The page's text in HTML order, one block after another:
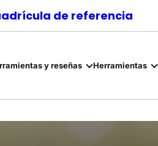
de referencia
y reseñas Herramientas